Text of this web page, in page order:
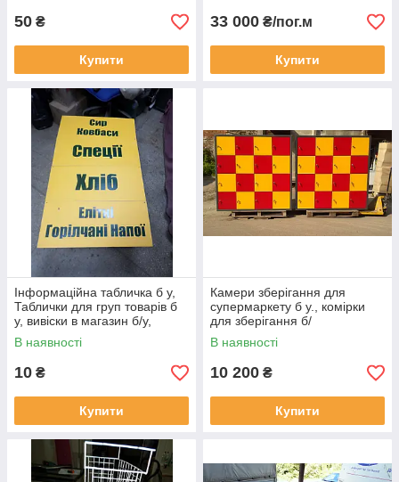
50 ₴
Купити
33 000 ₴/пог.м
Купити
Інформаційна табличка б у,
Таблички для груп товарів б
у, вивіски в магазин б/у,
вивіски на групу товарів.
В наявності
10 ₴
Купити
Камери зберігання для
супермаркету б у., комірки
для зберігання б/
В наявності
10 200 ₴
Купити